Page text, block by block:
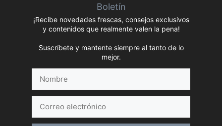
Boletín
¡Recibe novedades frescas, consejos exclusivos
y contenidos que realmente valen la pena!
Suscríbete y mantente siempre al tanto de lo
mejor.
electrónico